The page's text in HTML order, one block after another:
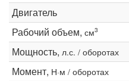
Двигатель
Рабочий объем, см3
Мощность, л.с. / оборотах
Момент, Н·м / оборотах